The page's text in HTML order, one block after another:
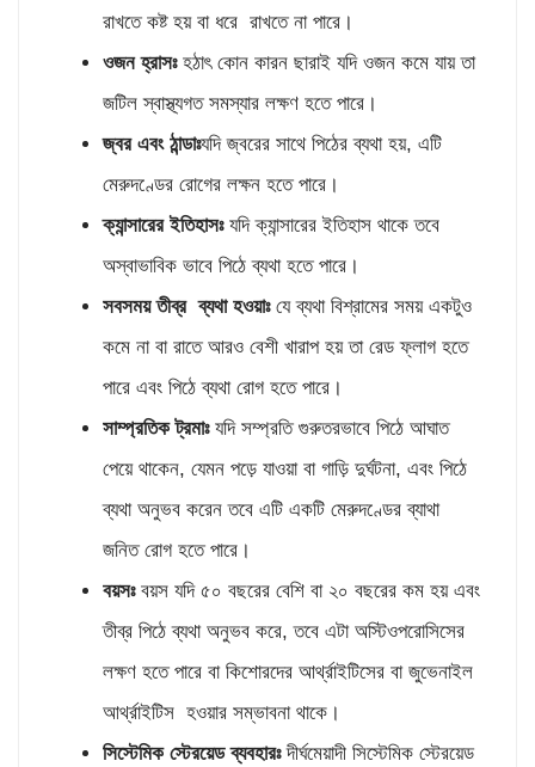
রাখতে কষ্ট হয় বা ধরে রাখতে না পারে।
ওজন হ্রাসঃহঠাৎ কোন কারন ছারাই যদি ওজন কমে যায় তা
জটিল স্বাস্থ্যগত সমস্যার লক্ষণ হতে পারে।
জ্বর এবং ঠান্ডাঃযদি জ্বরের সাথে পিঠের ব্যথা হয়, এটি
মেরুদণ্ডের রোগের লক্ষন হতে পারে।
ক্যান্সারের ইতিহাসঃযদি ক্যান্সারের ইতিহাস থাকে তবে
অস্বাভাবিক ভাবে পিঠে ব্যথা হতে পারে।
সবসময় তীব্র ব্যথা হওয়াঃযে ব্যথা বিশ্রামের সময় একটুও
কমে না বা রাতে আরও বেশী খারাপ হয় তা রেড ফ্লাগ হতে
পারে এবং পিঠে ব্যথা রোগ হতে পারে।
সাম্প্রতিক ট্রমাঃযদি সম্প্রতি গুরুতরভাবে পিঠে আঘাত
পেয়ে থাকেন, যেমন পড়ে যাওয়া বা গাড়ি দুর্ঘটনা, এবং পিঠে
ব্যথা অনুভব করেন তবে এটি একটি মেরুদণ্ডের ব্যাথা
জনিত রোগ হতে পারে।
বয়সঃ বয়স যদি ৫০ বছরের বেশি বা ২০ বছরের কম হয় এবং
তীব্র পিঠে ব্যথা অনুভব করে, তবে এটা অস্টিওপরোসিসের
লক্ষণ হতে পারে বা কিশোরদের আর্থ্রাইটিসের বা জুভেনাইল
আর্থ্রাইটিস হওয়ার সম্ভাবনা থাকে।
সিস্টেমিক স্টেরয়েড ব্যবহারঃদীর্ঘমেয়াদী সিস্টেমিক স্টেরয়েড